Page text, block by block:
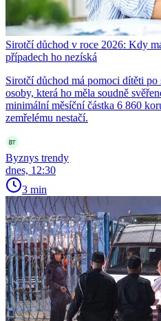
Sirotčí důchod v roce 2026: Kdy
případech ho nezíská
Sirotčí důchod má pomoci dítěti
osoby, která ho měla soudně
minimální měsíční částka 6 860
zemřelému nestačí.
Byznys trendy
dnes, 12:30
3 min